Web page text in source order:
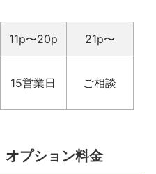
11p〜20p 21p〜
15営業日 ご相談
プション料金